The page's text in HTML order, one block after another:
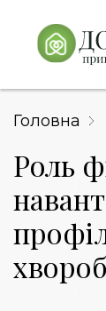
Головна
Роль